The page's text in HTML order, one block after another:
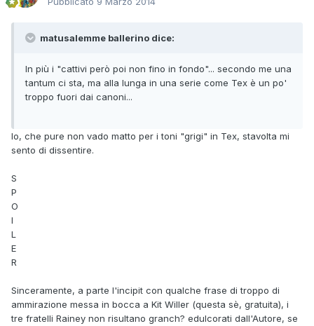
matusalemme ballerino dice:
In più i "cattivi però poi non fino in fondo"... secondo me una
tantum ci sta, ma alla lunga in una serie come Tex è un po'
troppo fuori dai canoni...
Io, che pure non vado matto per i toni "grigi" in Tex, stavolta mi
sento di dissentire.
S
P
O
I
L
E
R
Sinceramente, a parte l'incipit con qualche frase di troppo di
ammirazione messa in bocca a Kit Willer (questa sè, gratuita), i
tre fratelli Rainey non risultano granch? edulcorati dall'Autore, se